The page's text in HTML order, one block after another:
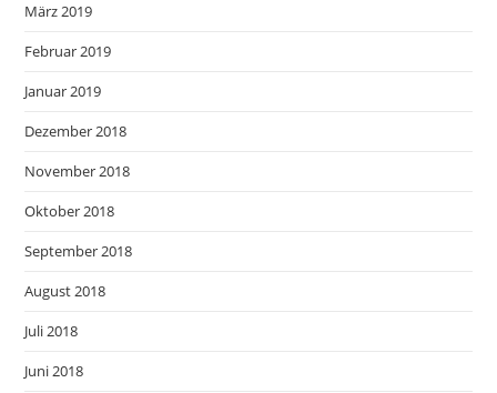
März 2019
Februar 2019
Januar 2019
Dezember 2018
November 2018
Oktober 2018
September 2018
August 2018
Juli 2018
Juni 2018